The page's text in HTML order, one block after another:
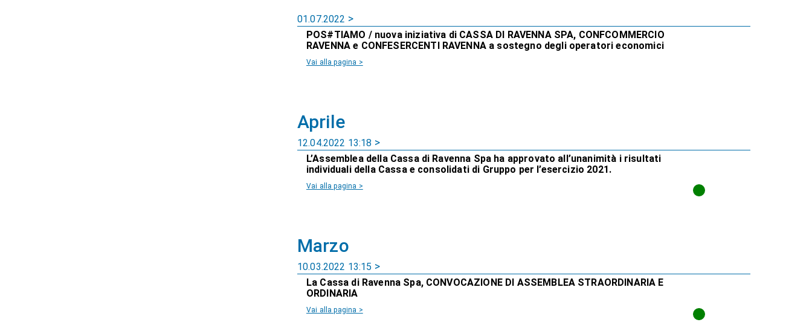
01.07.2022
POS#TIAMO / nuova iniziativa di CASSA DI RAVENNA SPA, CONFCOMMERCIO
RAVENNA e CONFESERCENTI RAVENNA a sostegno degli operatori economici
Vai alla pagina >
Aprile
12.04.2022 13:18
L’Assemblea della Cassa di Ravenna Spa ha approvato all’unanimità i risultati
individuali della Cassa e consolidati di Gruppo per l’esercizio 2021.
Vai alla pagina >
Marzo
10.03.2022 13:15
La Cassa di Ravenna Spa, CONVOCAZIONE DI ASSEMBLEA STRAORDINARIA E
ORDINARIA
Vai alla pagina >